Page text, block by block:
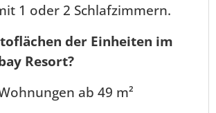
1 oder 2 Schlafzimmern.
der Einheiten im
Resort?
ab 49 m²